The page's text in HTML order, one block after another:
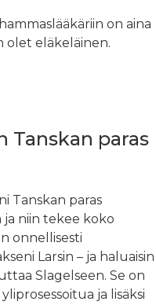
on aina
olet eläkeläinen.
Tanskan paras
Tanskan paras
ja niin tekee koko
onnellisesti
Larsin – ja haluaisin
Slagelseen. Se on
ja lisäksi